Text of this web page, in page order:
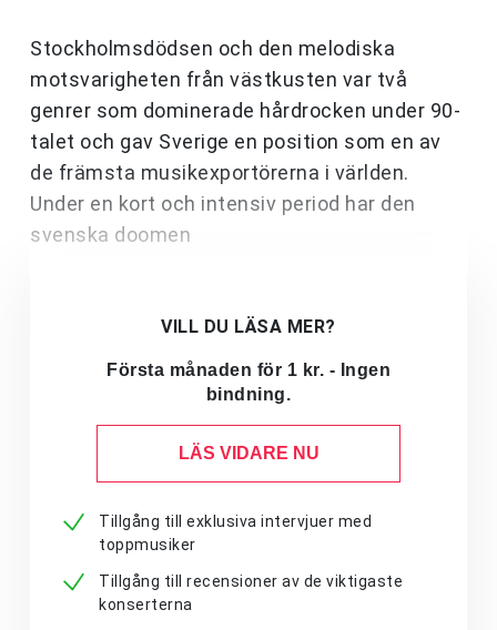
Stockholmsdödsen och den melodiska
motsvarigheten från västkusten var två
genrer som dominerade hårdrocken under 90-
talet och gav Sverige en position som en av
de främsta musikexportörerna i världen.
Under en kort och intensiv period har den
svenska doomen
VILL DU LÄSA MER?
Första månaden för 1 kr. - Ingen
bindning.
LÄS VIDARE NU
Tillgång till exklusiva intervjuer med
toppmusiker
Tillgång till recensioner av de viktigaste
konserterna